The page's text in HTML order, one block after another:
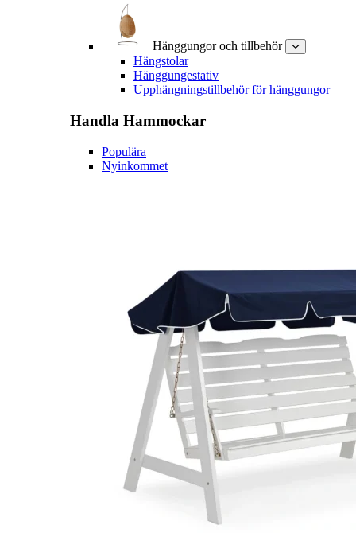
Hänggungor och tillbehör
Hängstolar
Hänggungestativ
Upphängningstillbehör för hänggungor
Handla Hammockar
Populära
Nyinkommet